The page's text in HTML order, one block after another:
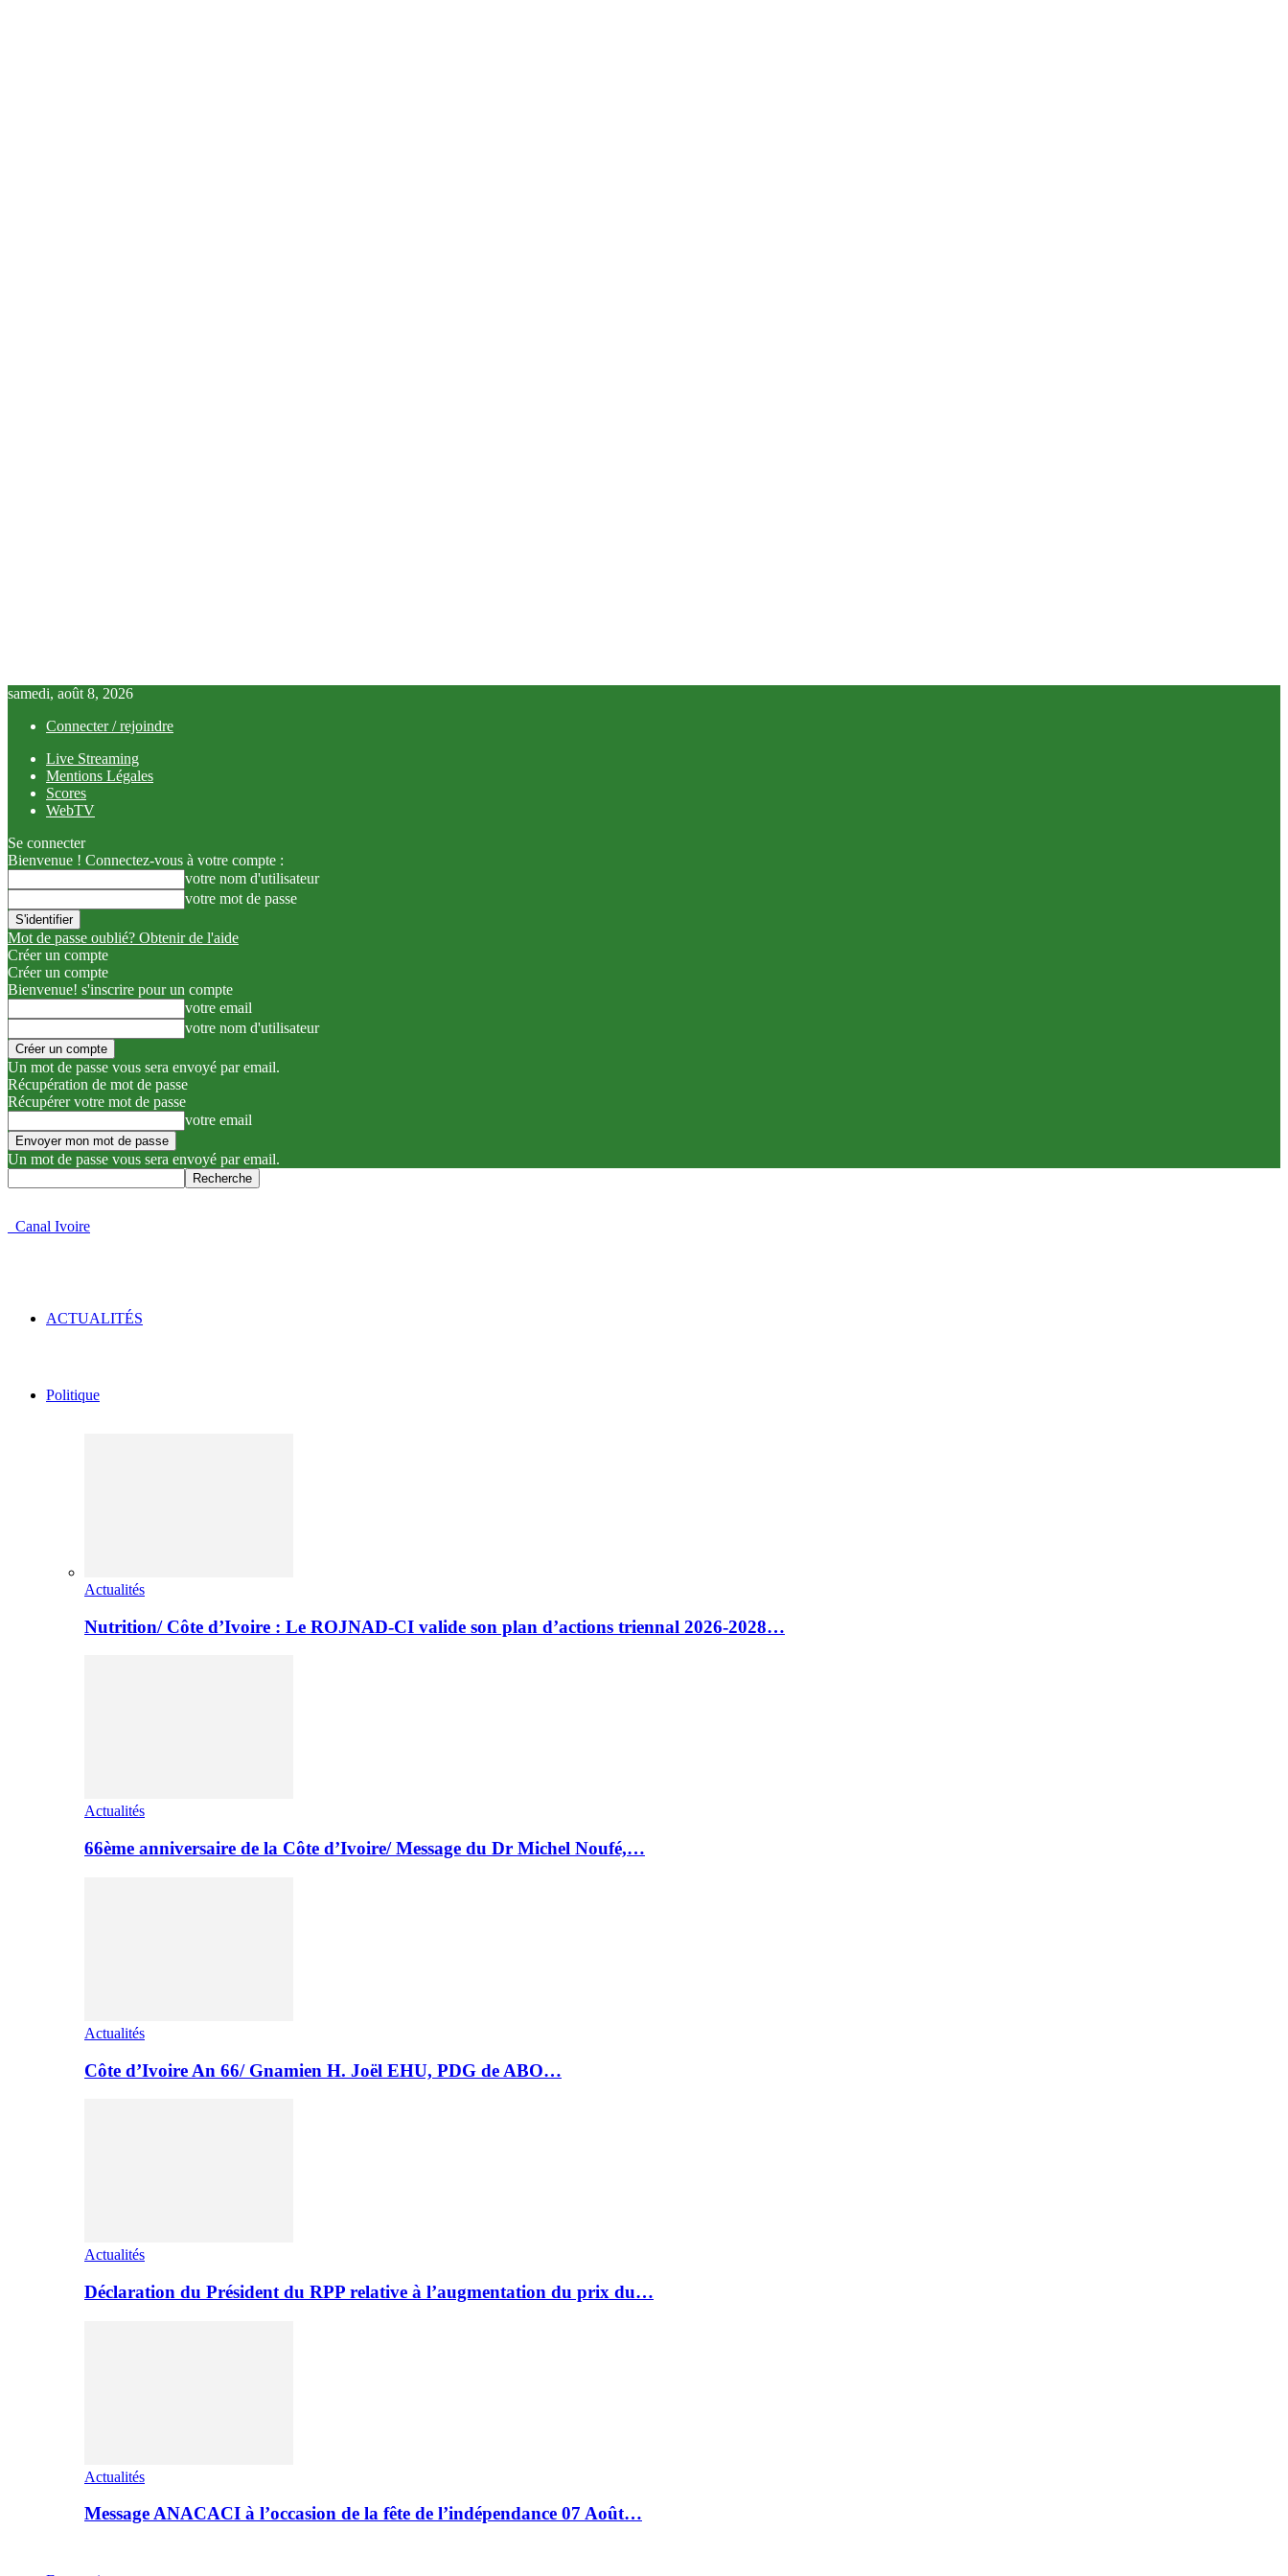
samedi, août 8, 2026
Connecter / rejoindre
Live Streaming
Mentions Légales
Scores
WebTV
Se connecter
Bienvenue ! Connectez-vous à votre compte :
votre nom d'utilisateur
votre mot de passe
Mot de passe oublié? Obtenir de l'aide
Créer un compte
Créer un compte
Bienvenue! s'inscrire pour un compte
votre email
votre nom d'utilisateur
Un mot de passe vous sera envoyé par email.
Récupération de mot de passe
Récupérer votre mot de passe
votre email
Un mot de passe vous sera envoyé par email.
Canal Ivoire
ACTUALITÉS
Politique
Actualités
Nutrition/ Côte d’Ivoire : Le ROJNAD-CI valide son plan d’actions triennal 2026-2028…
Actualités
66ème anniversaire de la Côte d’Ivoire/ Message du Dr Michel Noufé,…
Actualités
Côte d’Ivoire An 66/ Gnamien H. Joël EHU, PDG de ABO…
Actualités
Déclaration du Président du RPP relative à l’augmentation du prix du…
Actualités
Message ANACACI à l’occasion de la fête de l’indépendance 07 Août…